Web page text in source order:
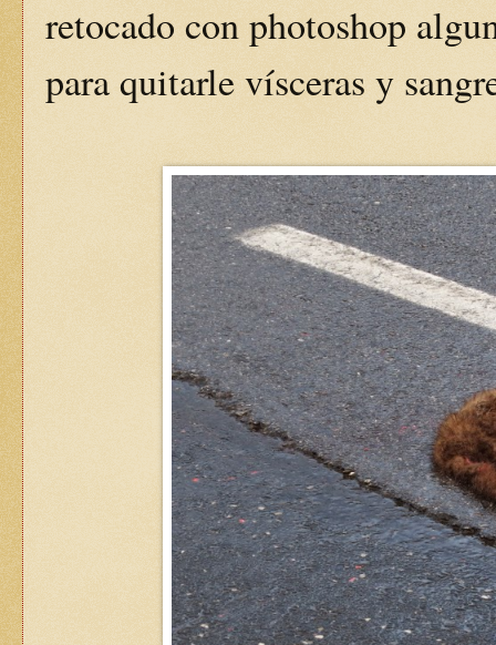
retocado con photoshop
para quitarle vísceras y